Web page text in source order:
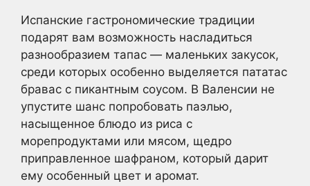
Испанские гастрономические традиции
подарят вам возможность насладиться
разнообразием тапас — маленьких закусок,
среди которых особенно выделяется пататас
бравас с пикантным соусом. В Валенсии не
упустите шанс попробовать паэлью,
насыщенное блюдо из риса с
морепродуктами или мясом, щедро
приправленное шафраном, который дарит
ему особенный цвет и аромат.